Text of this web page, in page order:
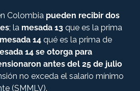
Colombia pueden recibir dos
; la mesada 13 que es la prima
mesada 14 qué es la prima de
14 se otorga para
antes del 25 de julio
no exceda el salario mínimo
(SMMLV).